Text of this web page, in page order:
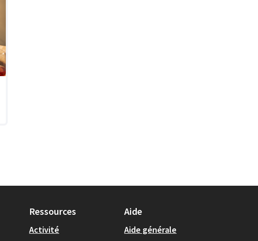
Ressources
Activité
Aide
Aide générale